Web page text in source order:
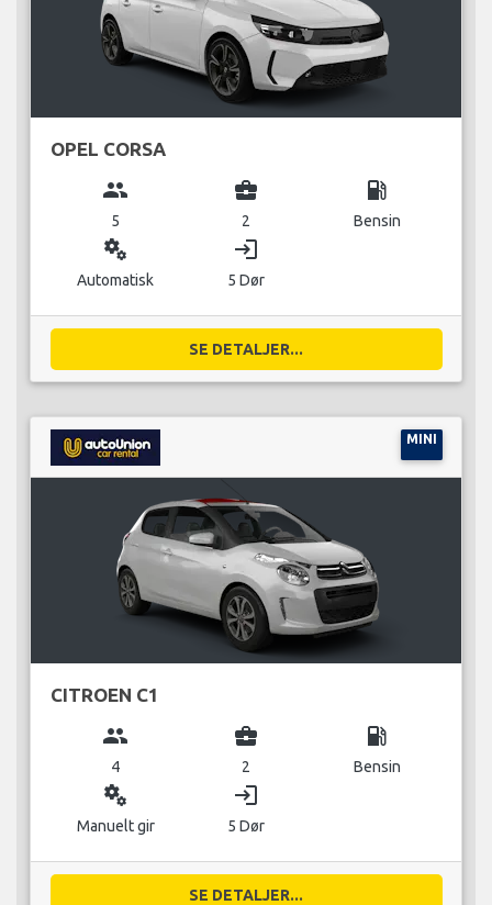
OPEL CORSA
group
5
business_center
2
local_gas_station
Bensin
miscellaneous_services
Automatisk
login
5 Dør
SE DETALJER...
MINI
CITROEN C1
group
4
business_center
2
local_gas_station
Bensin
miscellaneous_services
Manuelt gir
login
5 Dør
SE DETALJER...